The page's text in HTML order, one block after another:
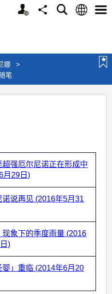
个
分
搜
语
选
娜
>
笔
超强厄尔尼诺正在形成中
月29日)
诺说再见 (2016年5月31
现象下的季度雨量 (2016
)
婴」重临 (2014年6月20